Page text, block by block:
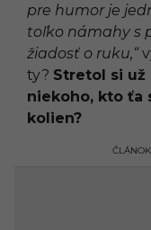
pre humor je
toľko námahy s
žiadosť o ruku,“
ty? Stretol si
niekoho, kto ťa
kolien?